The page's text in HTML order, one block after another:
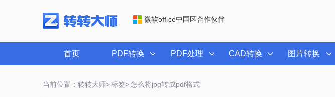
微软office中国区合作伙伴
首页 PDF转换 PDF处理 CAD转换 图片转换
当前位置：转转大师> 标签> 怎么将jpg转成pdf格式